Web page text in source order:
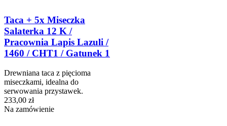
Taca + 5x Miseczka
Salaterka 12 K /
Pracownia Lapis Lazuli /
1460 / CHT1 / Gatunek 1
Drewniana taca z pięcioma
miseczkami, idealna do
serwowania przystawek.
233,00 zł
Na zamówienie